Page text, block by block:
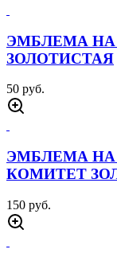
ЭМБЛЕМА НА
ЗОЛОТИСТАЯ
50 руб.
ЭМБЛЕМА
КОМИТЕТ
150 руб.